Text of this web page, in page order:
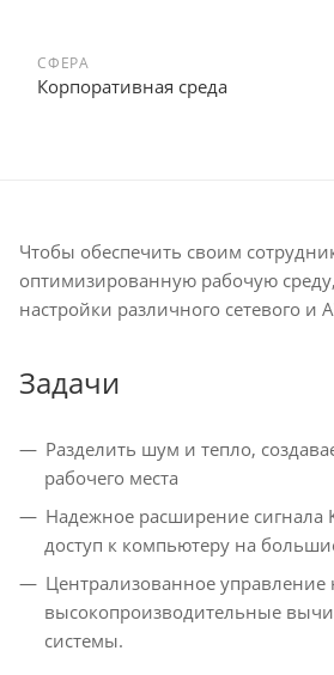
СФЕРА
Корпоративная среда
Чтобы обеспечить своим
оптимизированную рабочую
настройки различного сетевого и
Задачи
Разделить шум и тепло,
рабочего места
Надежное расширение сигнала
доступ к компьютеру на
Централизованное управление
высокопроизводительные
системы.